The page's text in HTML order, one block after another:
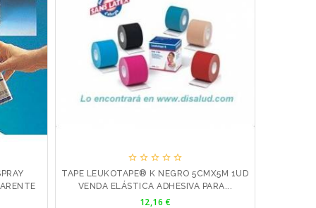
    
TAPE LEUKOTAPE® K NEGRO 5CMX5M 1UD
VENDA ELÁSTICA ADHESIVA PARA...
Precio
12,16 €